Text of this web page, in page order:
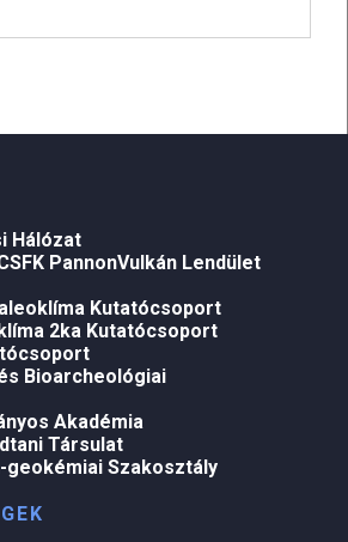
Hálózat
PannonVulkán Lendület
Kutatócsoport
2ka Kutatócsoport
Bioarcheológiai
Akadémia
Társulat
geokémiai Szakosztály